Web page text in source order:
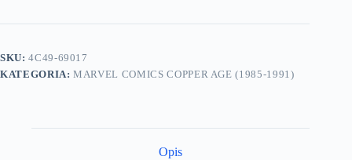
SKU:4C49-69017
KATEGORIA:MARVEL COMICS COPPER AGE (1985-1991)
Opis